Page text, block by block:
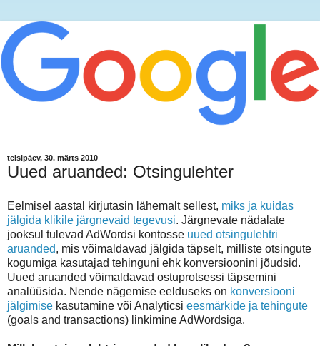
teisipäev, 30. märts 2010
Uued aruanded: Otsingulehter
Eelmisel aastal kirjutasin lähemalt sellest, miks ja kuidas
jälgida klikile järgnevaid tegevusi. Järgnevate nädalate
jooksul tulevad AdWordsi kontosse uued otsingulehtri
aruanded, mis võimaldavad jälgida täpselt, milliste otsingute
kogumiga kasutajad tehinguni ehk konversioonini jõudsid.
Uued aruanded võimaldavad ostuprotsessi täpsemini
analüüsida. Nende nägemise eelduseks on konversiooni
jälgimise kasutamine või Analyticsi eesmärkide ja tehingute
(goals and transactions) linkimine AdWordsiga.